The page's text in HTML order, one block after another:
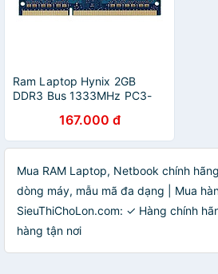
Ram Laptop Hynix 2GB
DDR3 Bus 1333MHz PC3-
167.000 đ
Mua RAM Laptop, Netbook chính
dòng máy, mẫu mã đa dạng | Mua
SieuThiChoLon.com: ✓ Hàng chính
hàng tận nơi